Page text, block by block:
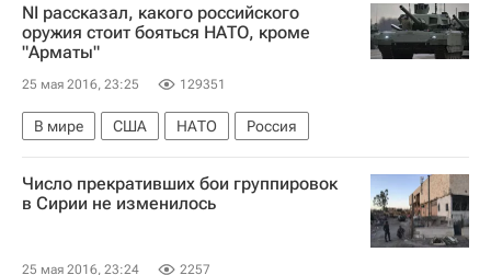
УНИКС
NI рассказал, какого российского
оружия стоит бояться НАТО, кроме
"Арматы"
25 мая 2016, 23:25 129351
В мире США НАТО Россия
Число прекративших бои группировок
в Сирии не изменилось
25 мая 2016, 23:24 2257